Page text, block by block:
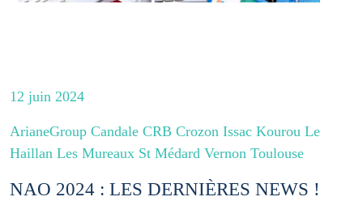
12 juin 2024
ArianeGroup Candale CRB Crozon Issac Kourou Le
Haillan Les Mureaux St Médard Vernon Toulouse
NAO 2024 : LES DERNIÈRES NEWS !